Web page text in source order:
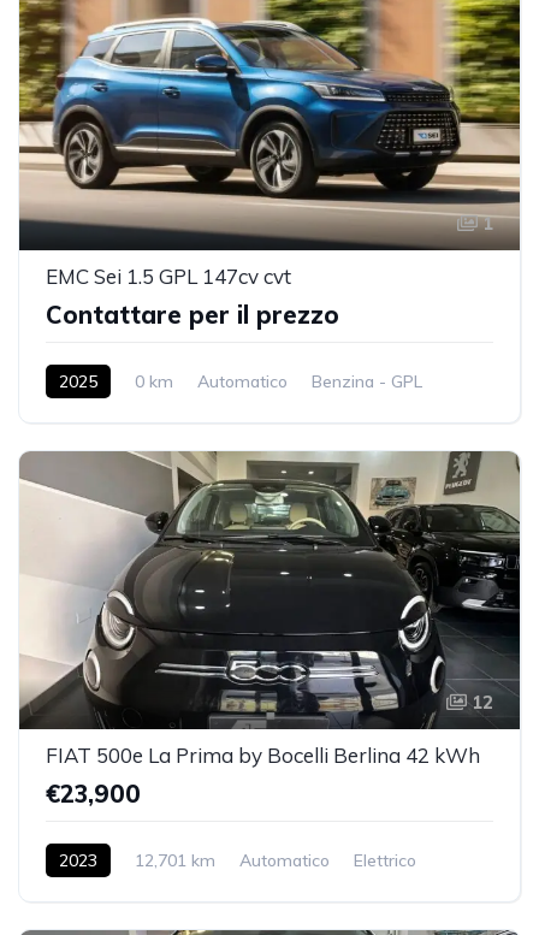
1
EMC Sei 1.5 GPL 147cv cvt
Contattare per il prezzo
2025 0 km Automatico
Benzina - GPL
12
FIAT 500e La Prima by Bocelli Berlina 42 kWh
€23,900
2023 12,701 km Automatico
Elettrico